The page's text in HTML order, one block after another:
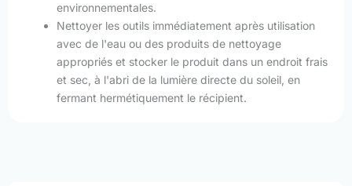
environnementales.
Nettoyer les outils immédiatement après utilisation
avec de l'eau ou des produits de nettoyage
appropriés et stocker le produit dans un endroit frais
et sec, à l'abri de la lumière directe du soleil, en
fermant hermétiquement le récipient.